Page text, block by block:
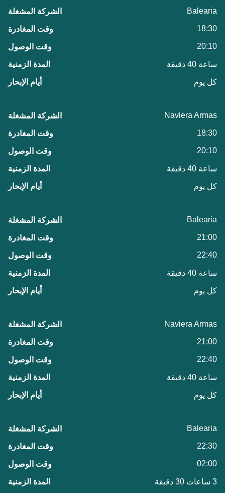
Balearia
18:30
20:10
ساعة 40 دقيقة
كل يوم
Naviera Armas
18:30
20:10
ساعة 40 دقيقة
كل يوم
Balearia
21:00
22:40
ساعة 40 دقيقة
كل يوم
Naviera Armas
21:00
22:40
ساعة 40 دقيقة
كل يوم
Balearia
22:30
02:00
3 ساعات 30 دقيقة